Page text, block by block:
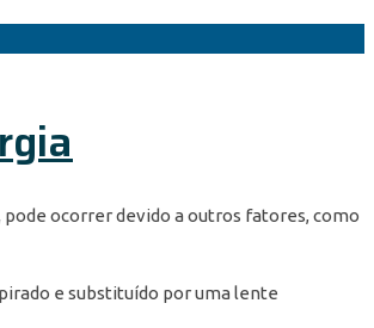
ocorrer devido a outros fatores, como
e substituído por uma lente